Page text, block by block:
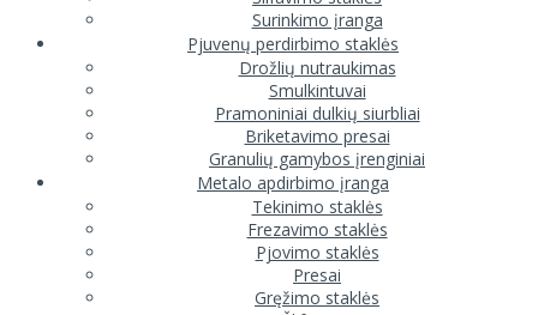
Surinkimo įranga
Pjuvenų perdirbimo staklės
Drožlių nutraukimas
Smulkintuvai
Pramoniniai dulkių siurbliai
Briketavimo presai
Granulių gamybos įrenginiai
Metalo apdirbimo įranga
Tekinimo staklės
Frezavimo staklės
Pjovimo staklės
Presai
Gręžimo staklės